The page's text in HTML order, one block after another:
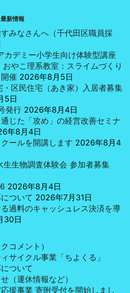
新情報
みなさんへ（千代田区職員採
カデミー小学生向け体験型講座
おやこ理系教室：スライムづくり
催 2026年8月5日
区民住宅（あき家）入居者募集
5日
発行 2026年8月4日
じた「攻め」の経営改善セミナ
年8月4日
ールを開講します 2026年8月4
生生物調査体験会 参加者募集
2026年8月4日
ついて 2026年7月31日
過料のキャッシュレス決済を導
30日
コメント）
サイクル事業「ちよくる」
ついて
（運休情報など）
援事業 寄附受付を開始しまし